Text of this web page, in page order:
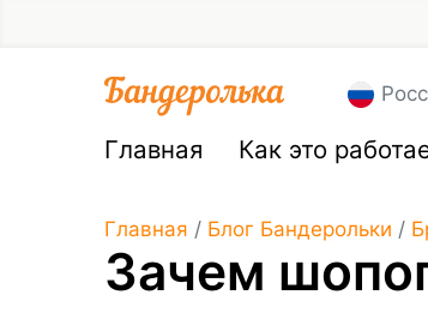
Главная Как это
Главная / Блог Бандерольки /
Зачем